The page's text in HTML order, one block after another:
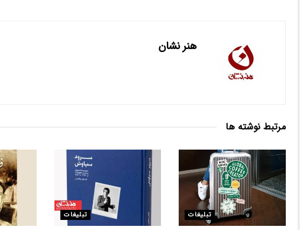
هنر نشان
مرتبط نوشته ها
تبلیغات تبلیغات